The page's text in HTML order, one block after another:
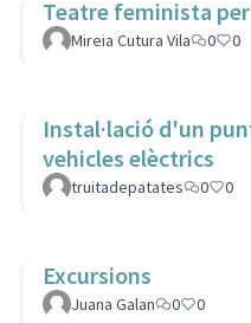
Teatre feminista
Mireia Cutura Vila 0 0
Instal·lació d'un
vehicles elèctrics
truitadepatates 0 0
Excursions
Juana Galan 0 0